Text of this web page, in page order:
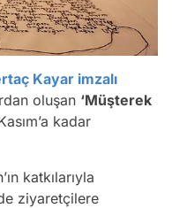
Kayar imzalı
oluşan ‘Müşterek
kadar
katkılarıyla
ziyaretçilere